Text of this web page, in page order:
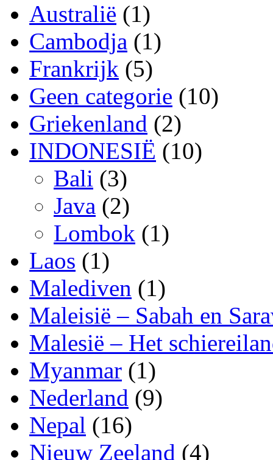
Australië (1)
Cambodja (1)
Frankrijk (5)
Geen categorie (10)
Griekenland (2)
INDONESIË (10)
Bali (3)
Java (2)
Lombok (1)
Laos (1)
Malediven (1)
Maleisië – Sabah en
Malesië – Het
Myanmar (1)
Nederland (9)
Nepal (16)
Nieuw Zeeland (4)